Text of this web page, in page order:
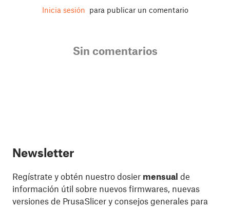
Inicia sesión para publicar un comentario
Sin comentarios
Newsletter
Regístrate y obtén nuestro dosier mensual de
información útil sobre nuevos firmwares, nuevas
versiones de PrusaSlicer y consejos generales para